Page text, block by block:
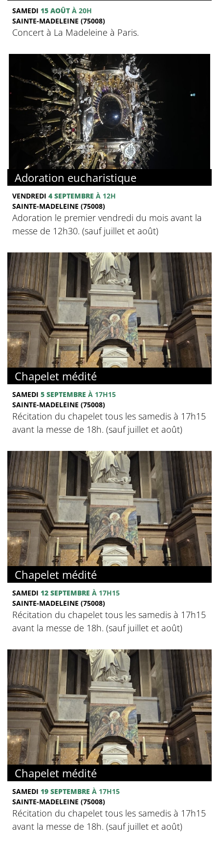
SAMEDI 15 AOÛT À 20H
SAINTE-MADELEINE (75008)
Concert à La Madeleine à Paris.
Adoration eucharistique
VENDREDI 4 SEPTEMBRE À 12H
SAINTE-MADELEINE (75008)
Adoration le premier vendredi du mois avant la
messe de 12h30. (sauf juillet et août)
Chapelet médité
SAMEDI 5 SEPTEMBRE À 17H15
SAINTE-MADELEINE (75008)
Récitation du chapelet tous les samedis à 17h15
avant la messe de 18h. (sauf juillet et août)
Chapelet médité
SAMEDI 12 SEPTEMBRE À 17H15
SAINTE-MADELEINE (75008)
Récitation du chapelet tous les samedis à 17h15
avant la messe de 18h. (sauf juillet et août)
Chapelet médité
SAMEDI 19 SEPTEMBRE À 17H15
SAINTE-MADELEINE (75008)
Récitation du chapelet tous les samedis à 17h15
avant la messe de 18h. (sauf juillet et août)